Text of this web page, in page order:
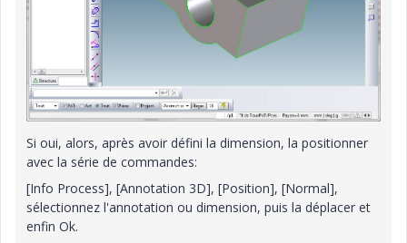
Si oui, alors, après avoir défini la dimension, la positionner
avec la série de commandes:
[Info Process], [Annotation 3D], [Position], [Normal],
sélectionnez l'annotation ou dimension, puis la déplacer et
enfin Ok.